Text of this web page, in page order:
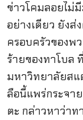
ข่าวโคมลอยไม่
อย่างเดียว ยังส่
ครอบครัวของพ
ร้ายของทาโบล
มหาวิทยาลัยสแ
ลือนี้แพร่กระจา
ตะ กล่าวหาว่าท